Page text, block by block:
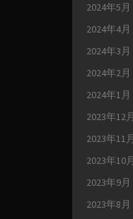
2024年5月
2024年4月
2024年3月
2024年2月
2024年1月
2023年12月
2023年11月
2023年10月
2023年9月
2023年8月